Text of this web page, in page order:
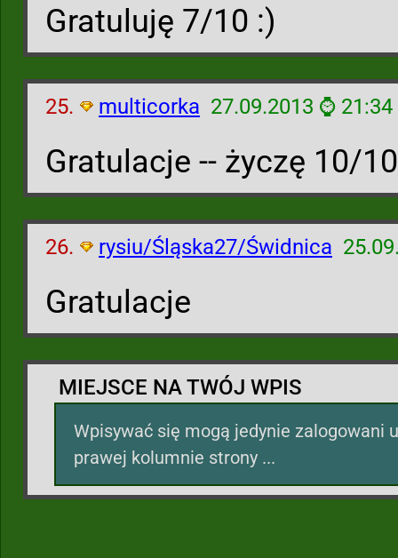
Gratuluję 7/10 :)
25. multicorka 27.09.2013 ⌚ 21:34
Gratulacje -- życzę 10/
26. rysiu/Śląska27/Świdnica
Gratulacje
MIEJSCE NA TWÓJ WPIS
Wpisywać się mogą jedynie zalogowani
prawej kolumnie strony ...